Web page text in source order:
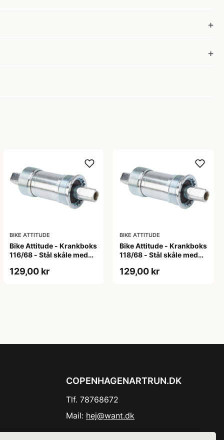
BIKE ATTITUDE
Bike Attitude - Krankboks
116/68 - Stål skåle med
129,00 kr
BIKE ATTITUDE
Bike Attitude - Krankboks
118/68 - Stål skåle med
129,00 kr
COPENHAGENARTRUN.DK
Tlf. 78768672
Mail: hej@want.dk